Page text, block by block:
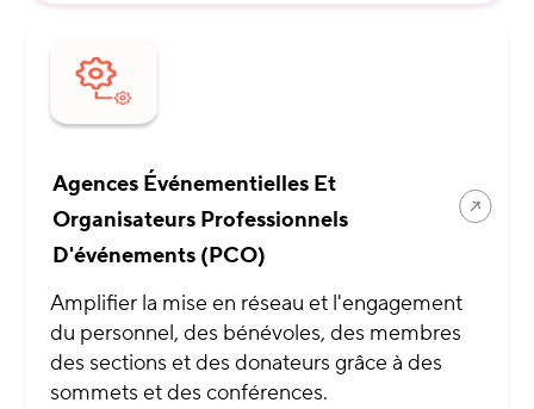
Agences Événementielles Et
Organisateurs Professionnels
D'événements (PCO)
Amplifier la mise en réseau et l'engagement
du personnel, des bénévoles, des membres
des sections et des donateurs grâce à des
sommets et des conférences.